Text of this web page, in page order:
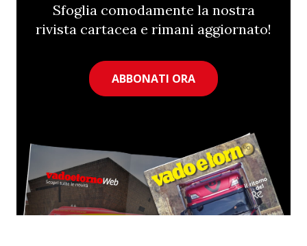
Sfoglia comodamente la nostra
rivista cartacea e rimani aggiornato!
ABBONATI ORA